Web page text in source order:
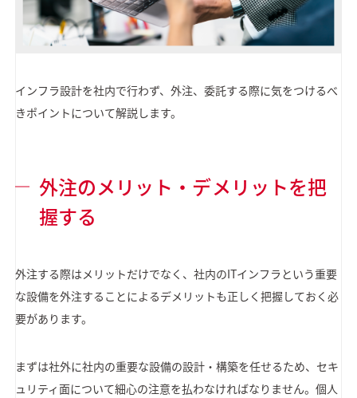
インフラ設計を社内で行わず、外注、委託する際に気をつけるべ
きポイントについて解説します。
外注のメリット・デメリットを把
握する
外注する際はメリットだけでなく、社内のITインフラという重要
な設備を外注することによるデメリットも正しく把握しておく必
要があります。
まずは社外に社内の重要な設備の設計・構築を任せるため、セキ
ュリティ面について細心の注意を払わなければなりません。個人